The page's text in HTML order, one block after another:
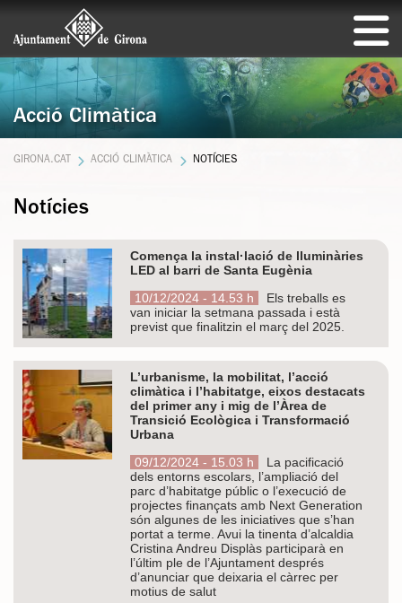
Acció Climàtica
GIRONA.CAT ACCIÓ CLIMÀTICA NOTÍCIES
Notícies
Comença la instal·lació de lluminàries
LED al barri de Santa Eugènia
10/12/2024 - 14.53 h
Els treballs es
van iniciar la setmana passada i està
previst que finalitzin el març del 2025.
L’urbanisme, la mobilitat, l’acció
climàtica i l’habitatge, eixos destacats
del primer any i mig de l’Àrea de
Transició Ecològica i Transformació
Urbana
09/12/2024 - 15.03 h
La pacificació
dels entorns escolars, l’ampliació del
parc d’habitatge públic o l’execució de
projectes finançats amb Next Generation
són algunes de les iniciatives que s’han
portat a terme. Avui la tinenta d’alcaldia
Cristina Andreu Displàs participarà en
l’últim ple de l’Ajuntament després
d’anunciar que deixaria el càrrec per
motius de salut